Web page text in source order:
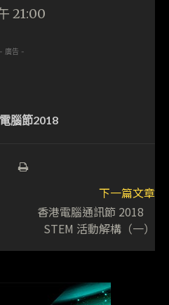
21:00
- 廣告 -
腦節2018
下一篇文章
香港電腦通訊節 2018
STEM 活動解構（一）